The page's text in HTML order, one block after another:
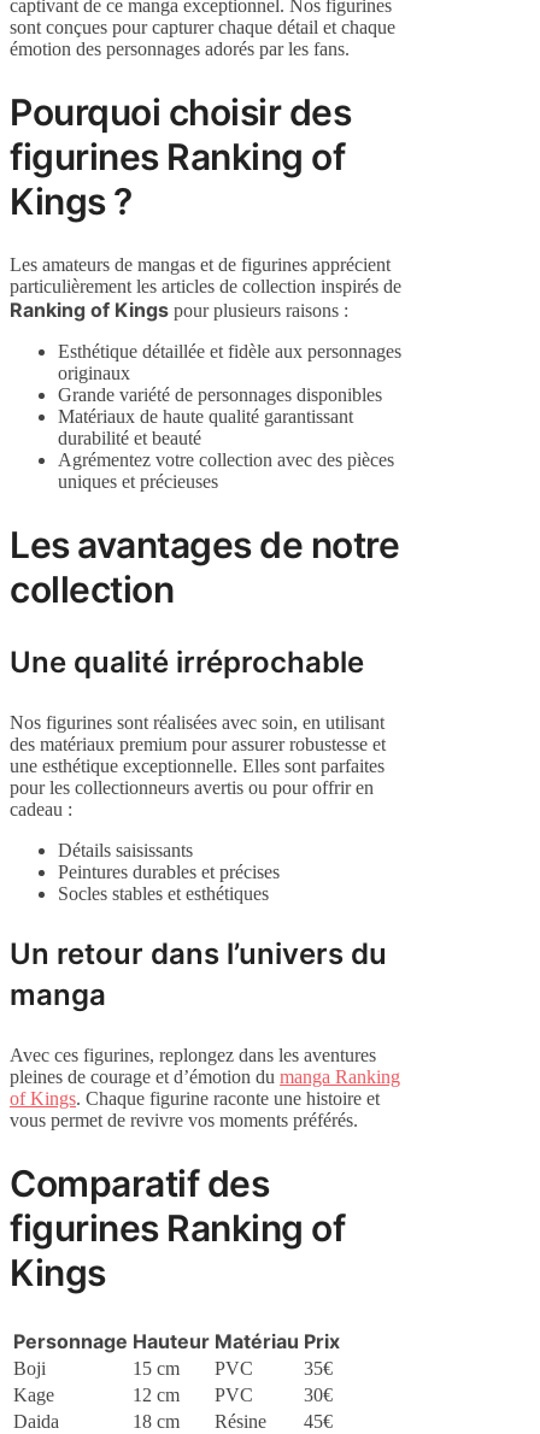
captivant de ce manga exceptionnel. Nos figurines
sont conçues pour capturer chaque détail et chaque
émotion des personnages adorés par les fans.
Pourquoi choisir des
figurines Ranking of
Kings ?
Les amateurs de mangas et de figurines apprécient
particulièrement les articles de collection inspirés de
Ranking of Kings pour plusieurs raisons :
Esthétique détaillée et fidèle aux personnages
originaux
Grande variété de personnages disponibles
Matériaux de haute qualité garantissant
durabilité et beauté
Agrémentez votre collection avec des pièces
uniques et précieuses
Les avantages de notre
collection
Une qualité irréprochable
Nos figurines sont réalisées avec soin, en utilisant
des matériaux premium pour assurer robustesse et
une esthétique exceptionnelle. Elles sont parfaites
pour les collectionneurs avertis ou pour offrir en
cadeau :
Détails saisissants
Peintures durables et précises
Socles stables et esthétiques
Un retour dans l’univers du
manga
Avec ces figurines, replongez dans les aventures
pleines de courage et d’émotion du manga Ranking
of Kings. Chaque figurine raconte une histoire et
vous permet de revivre vos moments préférés.
Comparatif des
figurines Ranking of
Kings
Personnage Hauteur Matériau Prix
Boji 15 cm PVC
35€
Kage
12 cm PVC
30€
Daida
18 cm Résine 45€